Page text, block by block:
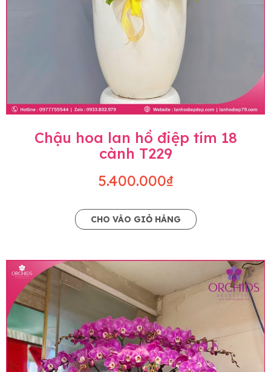
Chậu hoa lan hồ điệp tím 18
cành T229
5.400.000₫
CHO VÀO GIỎ HÀNG